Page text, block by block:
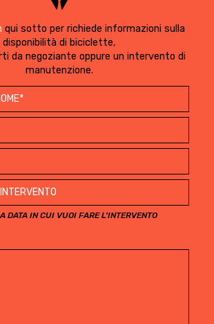
qui sotto per richiede informazioni sulla
disponibilità di biciclette,
da negoziante oppure un intervento di
manutenzione.
DATA IN CUI VUOI FARE L'INTERVENTO